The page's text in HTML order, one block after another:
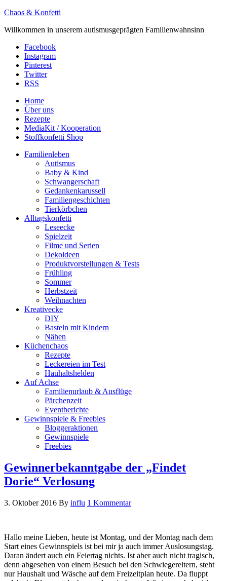
Chaos & Konfetti
Willkommen in unserem autismusgeprägten Familienwahnsinn
Facebook
Instagram
Pinterest
Twitter
RSS
Home
Über uns
Rezepte
MediaKit / Kooperation
Stoffkonfetti Shop
Familienleben
Autismus
Baby & Kind
Schwangerschaft
Gedankenkarussell
Familiengeschichten
Tierkörbchen
Alltagskonfetti
Leseecke
Spielzeit
Filme und Serien
Dekoideen
Produktvorstellungen & Tests
Frühling
Sommer
Herbstzeit
Weihnachten
Kreativecke
DIY
Basteln mit Kindern
Nähen
Küchenchaos
Rezepte
Leckereien im Test
Hauhaltshelden
Auf Achse
Familienurlaub & Ausflüge
Pärchenzeit
Eventberichte
Gewinnspiele & Freebies
Bloggeraktionen
Gewinnspiele
Freebies
Gewinnerbekanntgabe der „Findet
Dorie“ Verlosung
3. Oktober 2016 By influ 1 Kommentar
Hallo meine Lieben, heute ist Montag, und der Montag nach dem
Start eines Gewinnspiels ist bei mir ja auch immer Auslosungstag.
Daran ändert auch ein Feiertag nichts. Ist aber auch nicht tragisch,
denn abgesehen von einem Besuch bei den Schwiegereltern, steht
nur Haushalt und Wäsche auf dem Freizeitplan heute. Da fluppt